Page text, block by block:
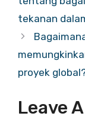
tekanan
proyek
Leave